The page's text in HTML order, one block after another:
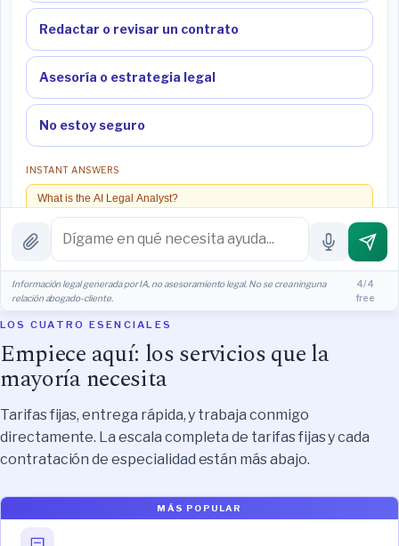
Redactar o revisar un contrato
Asesoría o estrategia legal
No estoy seguro
INSTANT ANSWERS
What is the AI Legal Analyst?
How attorney review works
What does it cost?
Is this legal advice?
Yo organizo la recepción del caso. Sergei hace el trabajo legal. Esto
es información general, no asesoría legal, y no se forma ninguna
California.
Información legal generada por IA, no asesoramiento legal. No se crea ninguna
relación abogado-cliente.
4/4
free
LOS CUATRO ESENCIALES
Empiece aquí: los servicios que la
mayoría necesita
Tarifas fijas, entrega rápida, y trabaja conmigo
directamente. La escala completa de tarifas fijas y cada
contratación de especialidad están más abajo.
MÁS POPULAR